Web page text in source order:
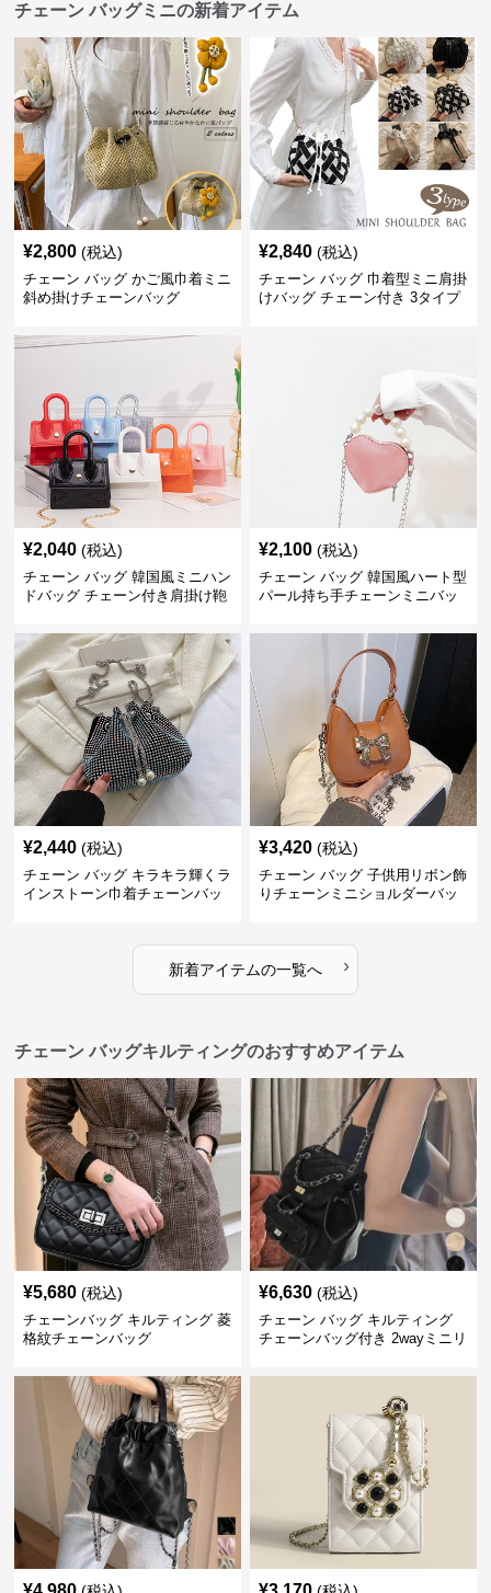
チェーン バッグミニの新着アイテム
¥2,800 (税込)
チェーン バッグ かご風巾着ミニ
斜め掛けチェーンバッグ
¥2,840 (税込)
チェーン バッグ 巾着型ミニ肩掛
けバッグ チェーン付き 3タイプ
¥2,040 (税込)
チェーン バッグ 韓国風ミニハン
ドバッグ チェーン付き肩掛け鞄
¥2,100 (税込)
チェーン バッグ 韓国風ハート型
パール持ち手チェーンミニバッ
¥2,440 (税込)
チェーン バッグ キラキラ輝くラ
インストーン巾着チェーンバッ
¥3,420 (税込)
チェーン バッグ 子供用リボン飾
りチェーンミニショルダーバッ
新着アイテムの一覧へ ›
チェーン バッグキルティングのおすすめアイテム
¥5,680 (税込)
チェーンバッグ キルティング 菱
格紋チェーンバッグ
¥6,630 (税込)
チェーン バッグ キルティング
チェーンバッグ付き 2wayミニリ